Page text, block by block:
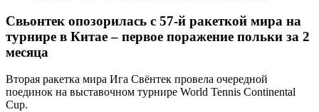
Свьонтек опозорилась с 57-й ракеткой мира на
турнире в Китае – первое поражение польки за 2
месяца
Вторая ракетка мира Ига Свёнтек провела очередной
поединок на выставочном турнире World Tennis Continental
Cup.